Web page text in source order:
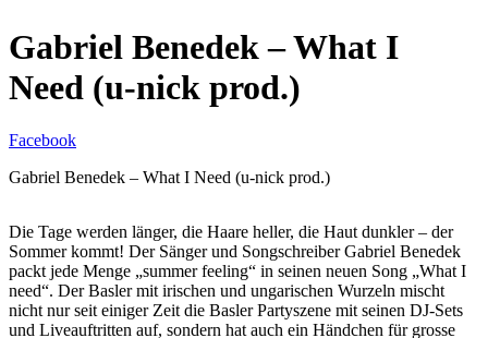
Gabriel Benedek – What I
Need (u-nick prod.)
Facebook
Gabriel Benedek – What I Need (u-nick prod.)
Die Tage werden länger, die Haare heller, die Haut dunkler – der
Sommer kommt! Der Sänger und Songschreiber Gabriel Benedek
packt jede Menge „summer feeling“ in seinen neuen Song „What I
need“. Der Basler mit irischen und ungarischen Wurzeln mischt
nicht nur seit einiger Zeit die Basler Partyszene mit seinen DJ-Sets
und Liveauftritten auf, sondern hat auch ein Händchen für grosse